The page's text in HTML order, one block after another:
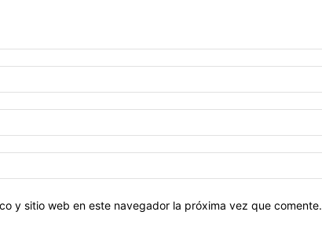
y sitio web en este navegador la próxima vez que comente.